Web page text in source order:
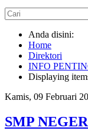
Anda disini:
Home
Direktori
INFO
Displaying
Kamis, 09 Februari
SMP